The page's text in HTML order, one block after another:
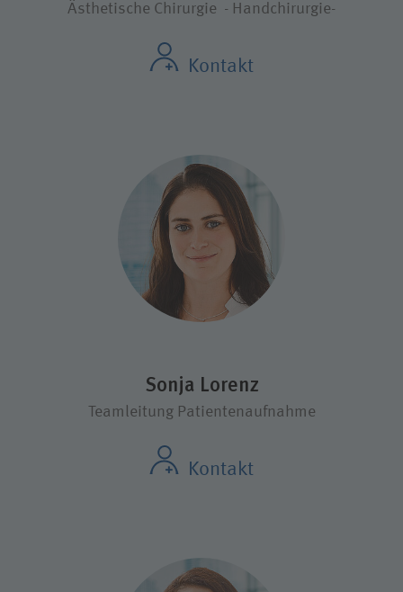
Ästhetische Chirurgie ​​​​​​​- Handchirurgie-
Kontakt
Sonja Lorenz
Teamleitung Patientenaufnahme
Kontakt